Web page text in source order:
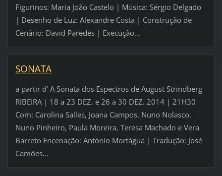
Figurinos: Maria João Castelo | Música: Sérgio Delgado
| Desenho de Luz: Alexandre Costa | Construção de
Cenário: David Paredes | Execução...
SONATA
a partir d’ A Sonata dos Espectros de August Strindberg
RIBEIRA | 18 a 23 DEZ. e 26 a 30 DEZ. 2014 | 21H30
Com: Carolina Salles, Joana Campos, Nuno Nolasco,
Nuno Pinheiro, Paula Moreira, Teresa Machado e Vera
Barreto Encenação: António Mortágua | Tradução: José
Camões...